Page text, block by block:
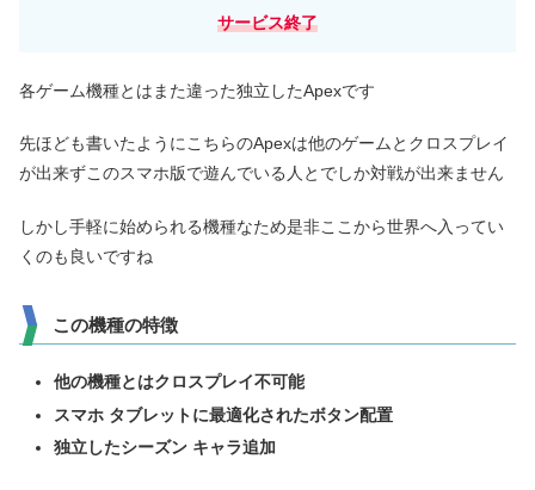
サービス終了
各ゲーム機種とはまた違った独立したApexです
先ほども書いたようにこちらのApexは他のゲームとクロスプレイ
が出来ずこのスマホ版で遊んでいる人とでしか対戦が出来ません
しかし手軽に始められる機種なため是非ここから世界へ入ってい
くのも良いですね
この機種の特徴
他の機種とはクロスプレイ不可能
スマホ タブレットに最適化されたボタン配置
独立したシーズン キャラ追加